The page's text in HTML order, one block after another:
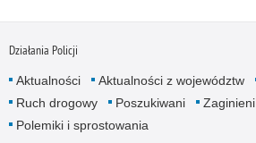
Działania Policji
Aktualności Aktualności z województw
Ruch drogowy
Poszukiwani Zaginieni
Polemiki i sprostowania